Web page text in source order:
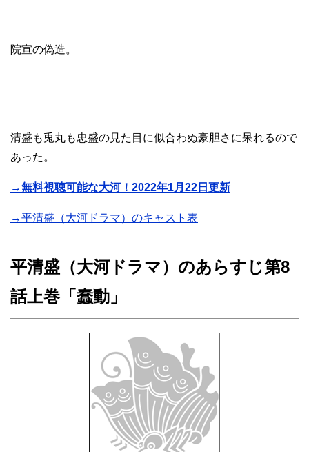
院宣の偽造。
清盛も兎丸も忠盛の見た目に似合わぬ豪胆さに呆れるので
あった。
→無料視聴可能な大河！2022年1月22日更新
→平清盛（大河ドラマ）のキャスト表
平清盛（大河ドラマ）のあらすじ第8
話上巻「蠢動」